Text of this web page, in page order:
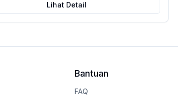
Lihat Detail
Bantuan
FAQ